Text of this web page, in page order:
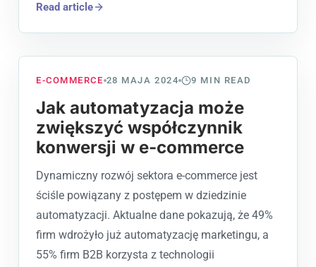
Read article
E-COMMERCE 28 MAJA 2024 9 MIN READ
Jak automatyzacja może
zwiększyć współczynnik
konwersji w e-commerce
Dynamiczny rozwój sektora e-commerce jest
ściśle powiązany z postępem w dziedzinie
automatyzacji. Aktualne dane pokazują, że 49%
firm wdrożyło już automatyzację marketingu, a
55% firm B2B korzysta z technologii